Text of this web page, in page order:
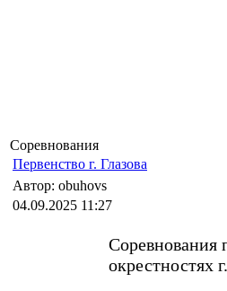
Соревнования
Первенство г. Глазова
Автор: obuhovs
04.09.2025 11:27
Соревнования
окрестностях